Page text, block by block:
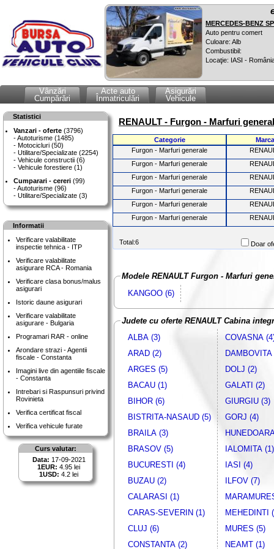
MERCEDES-BENZ
Auto pentru comert
Culoare: Alb
Combustibil:
Locaţie: IASI -
Vânzări
Cumpărări
Acte auto
Înmatriculări
Asigurări
Vehicule
Statistici
Vanzari - oferte (3796)
Autoturisme (1485)
Motocicluri (50)
Utilitare/Specializate (2254)
Vehicule constructii (6)
Vehicule forestiere (1)
Cumparari - cereri (99)
Autoturisme (96)
Utilitare/Specializate (3)
Informatii
Verificare valabilitate
inspectie tehnica - ITP
Verificare valabilitate
asigurare RCA - Romania
Verificare clasa bonus/malus
asigurari
Istoric daune asigurari
Verificare valabilitate
asigurare - Bulgaria
Programari RAR - online
Arondare strazi - Agentii
fiscale - Constanta
Imagini live din agentiile fiscale
- Constanta
Intrebari si Raspunsuri privind
Rovinieta
Verifica certificat fiscal
Verifica vehicule furate
Curs valutar:
Data: 17-09-2021
1EUR: 4.95 lei
1USD: 4.2 lei
RENAULT - Furgon - Marfuri
Categorie
Marca
Furgon - Marfuri generale
Furgon - Marfuri generale
Furgon - Marfuri generale
Furgon - Marfuri generale
Furgon - Marfuri generale
Furgon - Marfuri generale
Total:6 Doar
Modele RENAULT Furgon - Marfuri
KANGOO (6)
Judete cu oferte RENAULT Cabina
ALBA (3)
ARAD (2)
ARGES (5)
BACAU (1)
BIHOR (6)
BISTRITA-NASAUD (5)
BRAILA (3)
BRASOV (5)
BUCURESTI (4)
BUZAU (2)
CALARASI (1)
CARAS-SEVERIN (1)
CLUJ (6)
CONSTANTA (2)
COVASNA
DAMBOVITA
DOLJ (2)
GALATI (2)
GIURGIU (3)
GORJ (4)
IALOMITA (1)
IASI (4)
ILFOV (7)
MEHEDINTI
MURES (5)
NEAMT (1)